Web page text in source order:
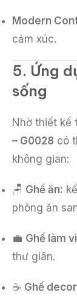
Modern
cảm xúc.
5. Ứng
sống
Nhờ thiết kế
– G0028 có
không gian:
🪑 Ghế ăn:
phòng ăn
💼 Ghế làm
thư giãn.
☕ Ghế